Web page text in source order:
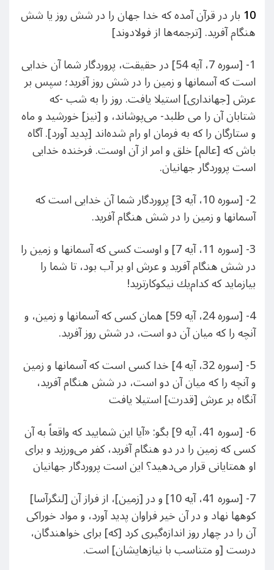
10بار در قرآن آمده که خدا جهان را در شش روز یا شش
هنگام آفرید. [ترجمه‌ها از فولادوند]
1- [سوره 7، آیه 54] در حقيقت، پروردگار شما آن خدايى
است كه آسمانها و زمين را در شش روز آفريد؛ سپس بر
عرش [جهاندارى‌] استيلا يافت. روز را به شب -كه
شتابان آن را مى طلبد- مى‌پوشاند، و [نيز] خورشيد و ماه
و ستارگان را كه به فرمان او رام شده‌اند [پديد آورد]. آگاه
باش كه [عالم‌] خلق و امر از آن اوست. فرخنده خدايى
است پروردگار جهانيان.
2- [سوره 10، آیه 3] پروردگار شما آن خدايى است كه
آسمانها و زمين را در شش هنگام آفريد.
3- [سوره 11، آیه 7] و اوست كسى كه آسمانها و زمين را
در شش هنگام آفريد و عرش او بر آب بود، تا شما را
بيازمايد كه كدام‌يك نيكوكارتريد!
4- [سوره 24، آیه 59] همان كسى كه آسمانها و زمين، و
آنچه را كه ميان آن دو است، در شش روز آفريد.
5- [سوره 32، آیه 4] خدا كسى است كه آسمانها و زمين
و آنچه را كه ميان آن دو است، در شش هنگام آفريد،
آنگاه بر عرش [قدرت‌] استيلا يافت
6- [سوره 41، آیه 9] بگو: «آيا اين شماييد كه واقعاً به آن
كسى كه زمين را در دو هنگام آفريد، كفر مى‌ورزيد و براى
او همتايانى قرار مى‌دهيد؟ اين است پروردگار جهانيان
7- [سوره 41، آیه 10] و در [زمين‌]، از فراز آن [لنگرآسا]
كوهها نهاد و در آن خير فراوان پديد آورد، و مواد خوراكى
آن را در چهار روز اندازه‌گيرى كرد [كه‌] براى خواهندگان،
درست [و متناسب با نيازهايشان‌] است.